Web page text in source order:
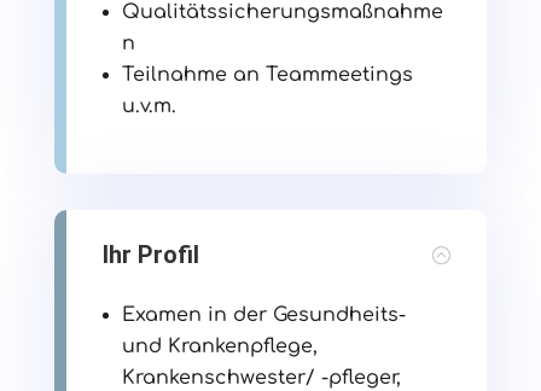
Qualitätssicherungsmaßnahme
n
Teilnahme an Teammeetings
u.v.m.
Ihr Profil
Examen in der Gesundheits-
und Krankenpflege,
Krankenschwester/ -pfleger,